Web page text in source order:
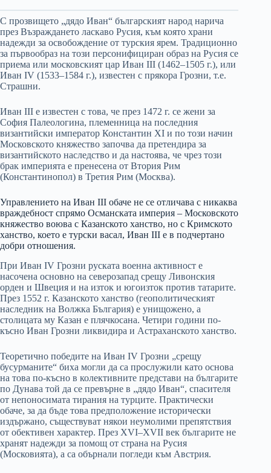
С прозвището „дядо Иван“ българският народ нарича
през Възраждането ласкаво Русия, към която храни
надежди за освобождение от турския ярем. Традиционно
за първообраз на този персонифициран образ на Русия се
приема или московският цар Иван III (1462–1505 г.), или
Иван IV (1533–1584 г.), известен с прякора Грозни, т.е.
Страшни.
Иван III е известен с това, че през 1472 г. се жени за
София Палеологина, племенница на последния
византийски император Константин XI и по този начин
Московското княжество започва да претендира за
византийското наследство и да настоява, че чрез този
брак империята е пренесена от Втория Рим
(Константинопол) в Третия Рим (Москва).
Управлението на Иван III обаче не се отличава с никаква
враждебност спрямо Османската империя – Московското
княжество воюва с Казанското ханство, но с Кримското
ханство, което е турски васал, Иван III е в подчертано
добри отношения.
При Иван IV Грозни руската военна активност е
насочена основно на северозапад срещу Ливонския
орден и Швеция и на изток и югоизток против татарите.
През 1552 г. Казанското ханство (геополитическият
наследник на Волжка България) е унищожено, а
столицата му Казан е плячкосана. Четири години по-
късно Иван Грозни ликвидира и Астраханското ханство.
Теоретично победите на Иван IV Грозни „срещу
бусурманите“ биха могли да са прослужили като основа
на това по-късно в колективните представи на българите
по Дунава той да се превърне в „дядо Иван“, спасителя
от непоносимата тирания на турците. Практически
обаче, за да бъде това предположение исторически
издържано, съществуват някои неумолими препятствия
от обективен характер. През XVI–XVII век българите не
хранят надежди за помощ от страна на Русия
(Московията), а са обърнали погледи към Австрия.